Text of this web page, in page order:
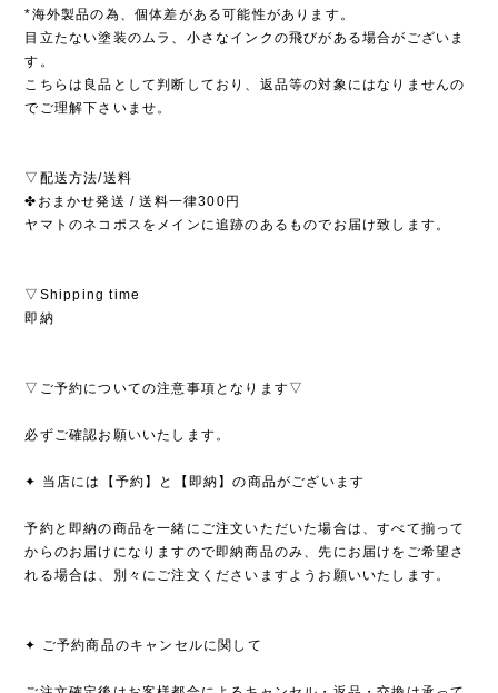
*海外製品の為、個体差がある可能性があります。
目立たない塗装のムラ、小さなインクの飛びがある場合がございま
す。
こちらは良品として判断しており、返品等の対象にはなりませんの
でご理解下さいませ。
▽配送方法/送料
✤おまかせ発送 / 送料一律300円
ヤマトのネコポスをメインに追跡のあるものでお届け致します。
▽Shipping time
即納
▽ご予約についての注意事項となります▽
必ずご確認お願いいたします。
✦ 当店には【予約】と【即納】の商品がございます
予約と即納の商品を一緒にご注文いただいた場合は、すべて揃って
からのお届けになりますので即納商品のみ、先にお届けをご希望さ
れる場合は、別々にご注文くださいますようお願いいたします。
✦ ご予約商品のキャンセルに関して